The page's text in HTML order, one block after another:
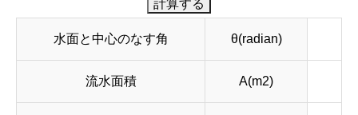
水面と中心のなす角 θ(radian)
流水面積 A(m2)